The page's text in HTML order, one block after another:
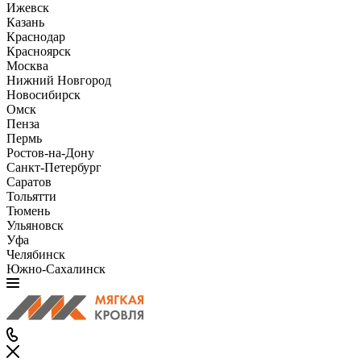
Ижевск
Казань
Краснодар
Красноярск
Москва
Нижний Новгород
Новосибирск
Омск
Пенза
Пермь
Ростов-на-Дону
Санкт-Петербург
Саратов
Тольятти
Тюмень
Ульяновск
Уфа
Челябинск
Южно-Сахалинск